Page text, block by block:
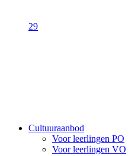
29
Cultuuraanbod
Voor leerlingen PO
Voor leerlingen VO